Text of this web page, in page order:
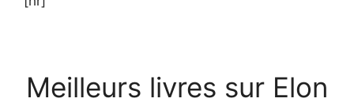
Meilleurs livres sur Elon